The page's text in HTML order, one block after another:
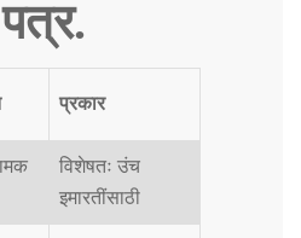
प्रकार
विशेषतः उंच
इमारतींसाठी